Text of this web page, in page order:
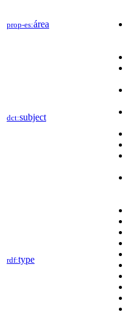
prop-es:área
dct:subject
rdf:type